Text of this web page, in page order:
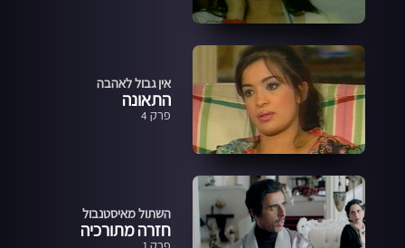
אין גבול לאהבה
התאונה
פרק 4
השתול מאיסטנבול
חזרה מתורכיה